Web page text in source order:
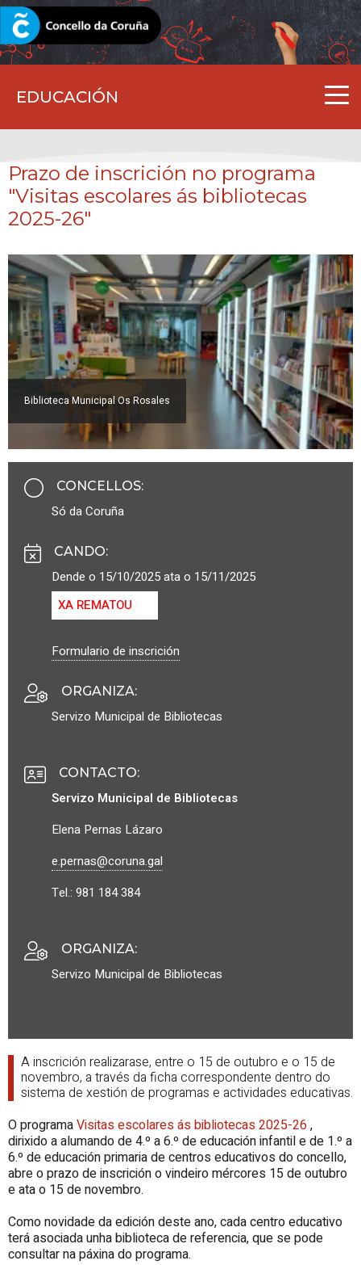
EDUCACIÓN
CORUNA.GAL
Prazo de inscrición no programa
"Visitas escolares ás bibliotecas
2025-26"
Biblioteca Municipal Os Rosales
CONCELLOS:
Só da Coruña
CANDO:
Dende o 15/10/2025 ata o 15/11/2025
XA REMATOU
Formulario de inscrición
ORGANIZA:
Servizo Municipal de Bibliotecas
CONTACTO:
Servizo Municipal de Bibliotecas
Elena Pernas Lázaro
e.pernas@coruna.gal
Tel.: 981 184 384
ORGANIZA:
Servizo Municipal de Bibliotecas
A inscrición realizarase, entre o 15 de outubro e o 15 de
novembro, a través da ficha correspondente dentro do
sistema de xestión de programas e actividades educativas.
O programaVisitas escolares ás bibliotecas 2025-26 ,
dirixido a alumando de 4.º a 6.º de educación infantil e de 1.º a
6.º de educación primaria de centros educativos do concello,
abre o prazo de inscrición o vindeiro mércores 15 de outubro
e ata o 15 de novembro.
Como novidade da edición deste ano, cada centro educativo
terá asociada unha biblioteca de referencia, que se pode
consultar na páxina do programa.